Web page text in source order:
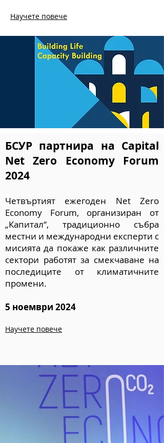
Научете повече
БСУР партнира на Capital
Net Zero Economy Forum
2024
​Четвъртият ежегоден Net Zero
Economy Forum, организиран от
„Капитал“, традиционно събра
местни и международни експерти с
мисията да покаже как различните
сектори работят за смекчаване на
последиците от климатичните
промени.
5 ноември 2024
Научете повече